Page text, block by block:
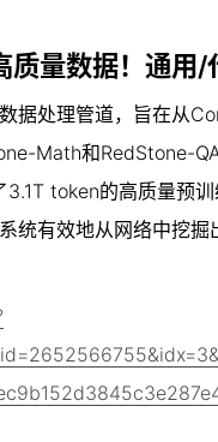
量数据！通用
据处理管道，旨在从
Math和RedStone-
token的高质量预
统有效地从网络中挖